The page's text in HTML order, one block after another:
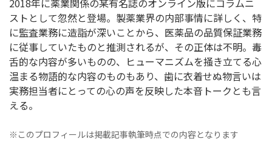
2018年に薬業関係の某有名誌のオンライン版にコラムニ
ストとして忽然と登場。製薬業界の内部事情に詳しく、特
に監査業務に造詣が深いことから、医薬品の品質保証業務
に従事していたものと推測されるが、その正体は不明。毒
舌的な内容が多いものの、ヒューマニズムを掻き立てる心
温まる物語的な内容のものもあり、歯に衣着せぬ物言いは
実務担当者にとっての心の声を反映した本音トークとも言
える。
※このプロフィールは掲載記事執筆時点での内容となります